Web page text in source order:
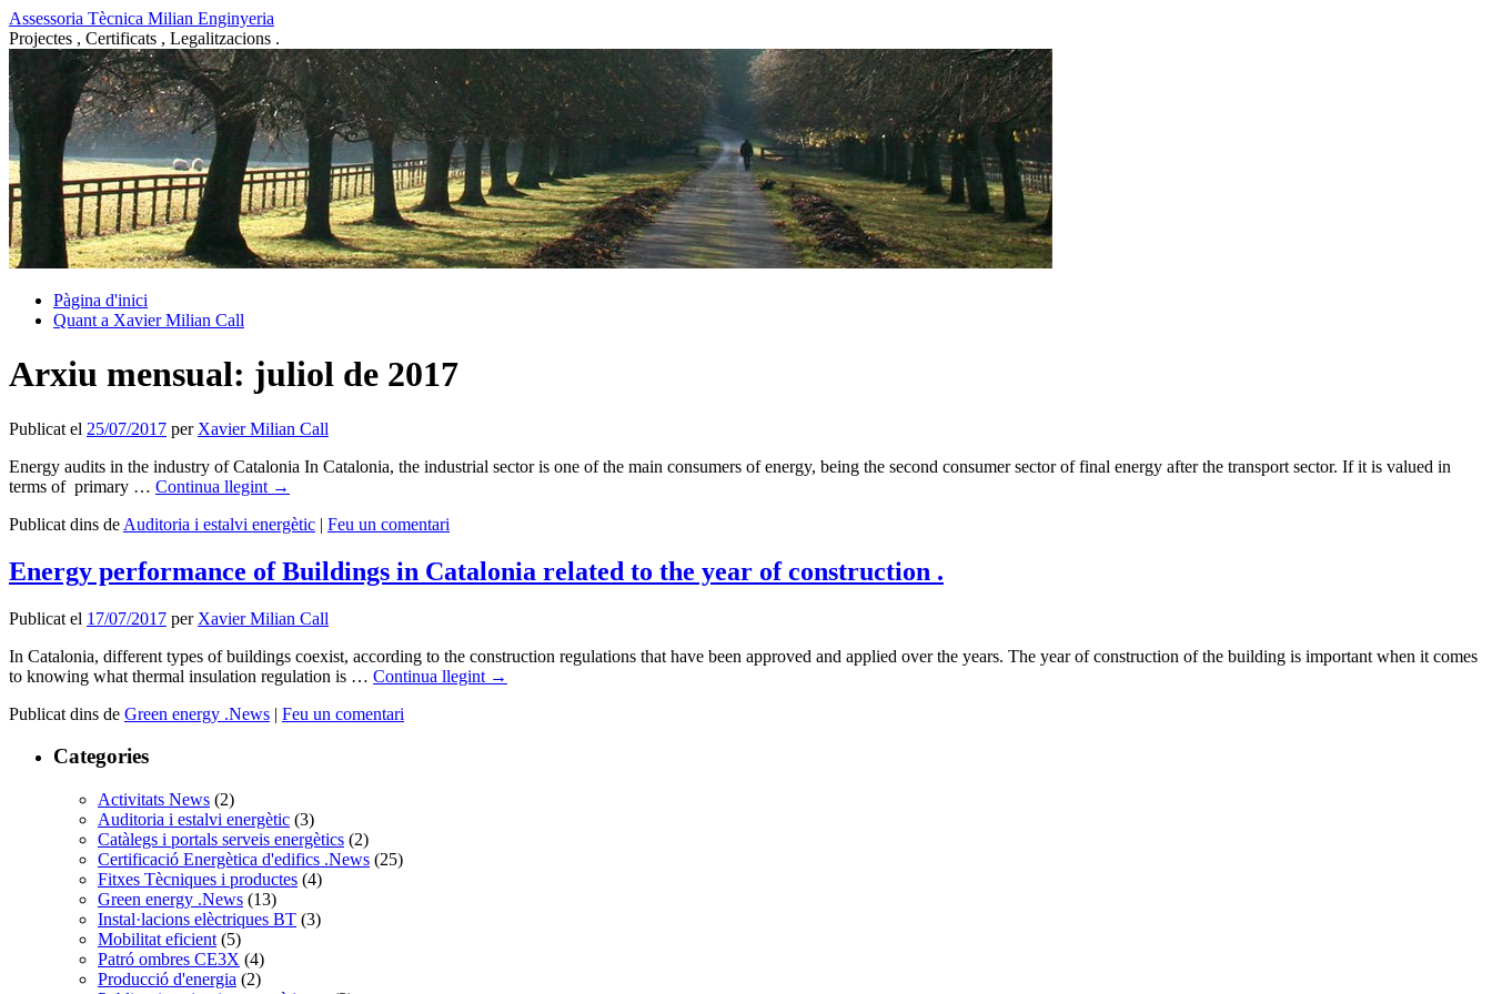
Vés
al
contingut
Assessoria Tècnica Milian Enginyeria
Projectes , Certificats , Legalitzacions .
Pàgina d'inici
Quant a Xavier Milian Call
Arxiu mensual: juliol de 2017
Publicat el 25/07/2017 per Xavier Milian Call
Energy audits in the industry of Catalonia In Catalonia, the industrial sector is one of the main consumers of energy, being the second consumer sector of final energy after the transport sector. If it is valued in
terms of primary … Continua llegint →
Publicat dins de Auditoria i estalvi energètic | Feu un comentari
Energy performance of Buildings in Catalonia related to the year of construction .
Publicat el 17/07/2017 per Xavier Milian Call
In Catalonia, different types of buildings coexist, according to the construction regulations that have been approved and applied over the years. The year of construction of the building is important when it comes
to knowing what thermal insulation regulation is … Continua llegint →
Publicat dins de Green energy .News | Feu un comentari
Categories
Activitats News (2)
Auditoria i estalvi energètic (3)
Catàlegs i portals serveis energètics (2)
Certificació Energètica d'edifics .News (25)
Fitxes Tècniques i productes (4)
Green energy .News (13)
Instal·lacions elèctriques BT (3)
Mobilitat eficient (5)
Patró ombres CE3X (4)
Producció d'energia (2)